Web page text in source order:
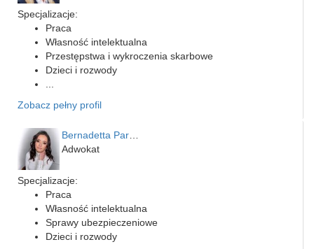
Specjalizacje:
Praca
Własność intelektualna
Przestępstwa i wykroczenia skarbowe
Dzieci i rozwody
Zobacz pełny profil
Adwokat
Specjalizacje:
Praca
Własność intelektualna
Sprawy ubezpieczeniowe
Dzieci i rozwody